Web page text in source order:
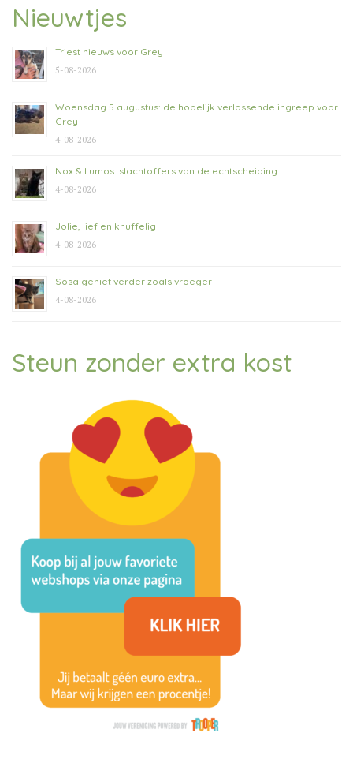
Nieuwtjes
Triest nieuws voor Grey
5-08-2026
Woensdag 5 augustus: de hopelijk verlossende ingreep voor
Grey
4-08-2026
Nox & Lumos :slachtoffers van de echtscheiding
4-08-2026
Jolie, lief en knuffelig
4-08-2026
Sosa geniet verder zoals vroeger
4-08-2026
Steun zonder extra kost